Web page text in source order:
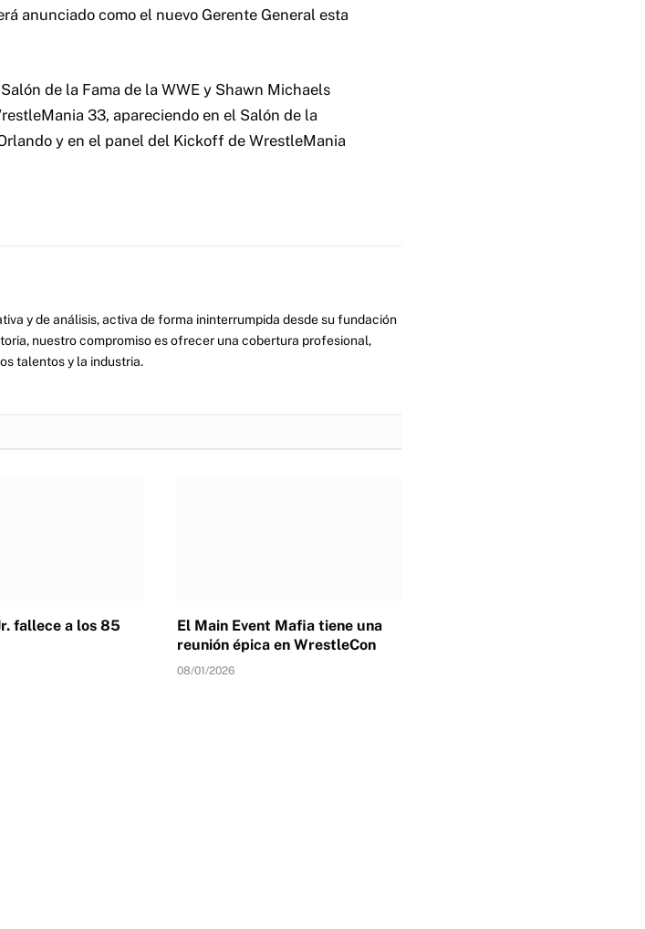
anunciado como el nuevo Gerente General esta
de la Fama de la WWE y Shawn Michaels
33, apareciendo en el Salón de la
y en el panel del Kickoff de WrestleMania
y de análisis, activa de forma ininterrumpida desde su fundación
nuestro compromiso es ofrecer una cobertura profesional,
talentos y la industria.
fallece a los 85
El Main Event Mafia tiene una
reunión épica en WrestleCon
08/01/2026